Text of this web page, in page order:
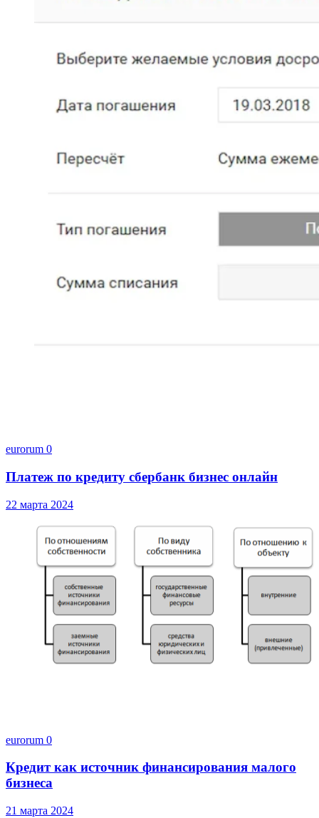
eurorum 0
Платеж по кредиту сбербанк бизнес онлайн
22 марта 2024
eurorum 0
Кредит как источник финансирования малого
бизнеса
21 марта 2024